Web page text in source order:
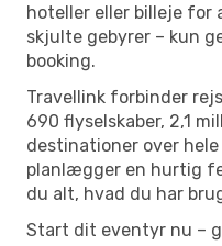
hoteller eller billeje for
skjulte gebyrer – kun
booking.
Travellink forbinder
690 flyselskaber, 2,1
destinationer over
planlægger en hurtig
du alt, hvad du har
Start dit eventyr nu –